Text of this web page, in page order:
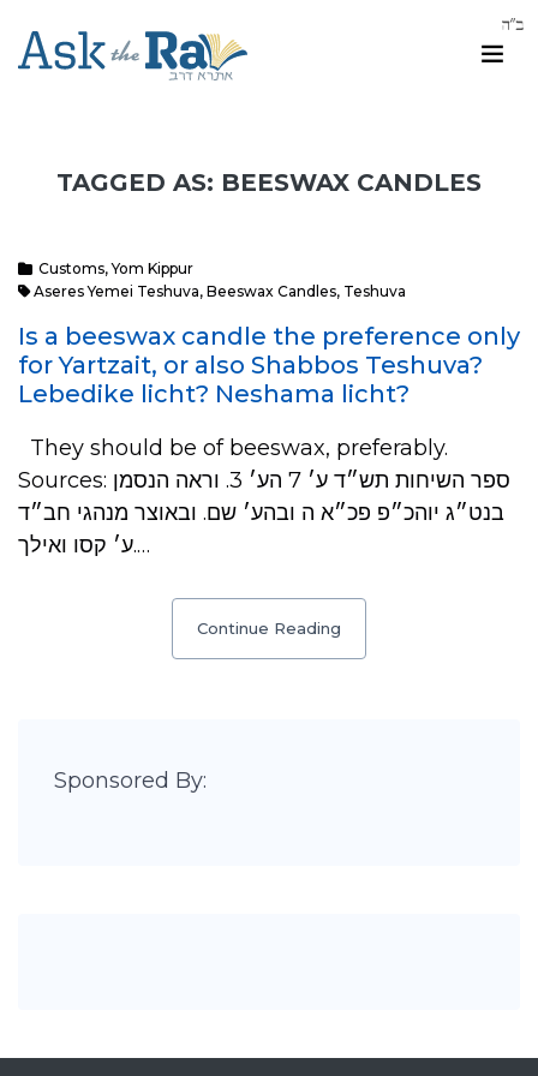
TAGGED AS: BEESWAX CANDLES
Customs,Yom Kippur
Aseres Yemei Teshuva, Beeswax Candles, Teshuva
Is a beeswax candle the preference only
for Yartzait, or also Shabbos Teshuva?
Lebedike licht? Neshama licht?
They should be of beeswax, preferably.
Sources: ספר השיחות תש״ד ע׳ 7 הע׳ 3. וראה הנסמן
בנט״ג יוהכ״פ פכ״א ה ובהע׳ שם. ובאוצר מנהגי חב״ד
ע׳ קסו ואילך.…
Continue Reading
Sponsored By: